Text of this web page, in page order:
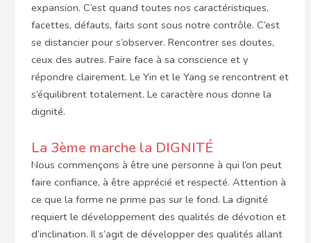
expansion. C’est quand toutes nos caractéristiques,
facettes, défauts, faits sont sous notre contrôle. C’est
se distancier pour s’observer. Rencontrer ses doutes,
ceux des autres. Faire face à sa conscience et y
répondre clairement. Le Yin et le Yang se rencontrent et
s’équilibrent totalement. Le caractère nous donne la
dignité.
La 3ème marche la DIGNITÉ
Nous commençons à être une personne à qui l’on peut
faire confiance, à être apprécié et respecté. Attention à
ce que la forme ne prime pas sur le fond. La dignité
requiert le développement des qualités de dévotion et
d’inclination. Il s’agit de développer des qualités allant